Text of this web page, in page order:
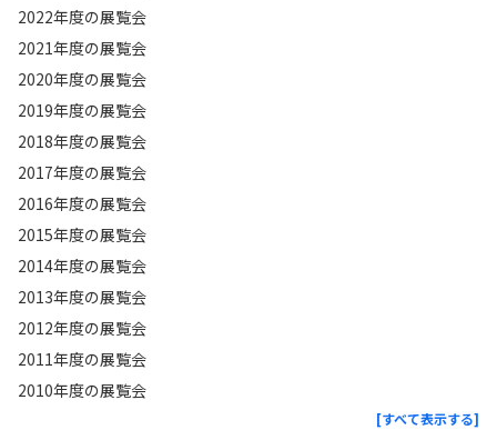
2022年度の展覧会
2021年度の展覧会
2020年度の展覧会
2019年度の展覧会
2018年度の展覧会
2017年度の展覧会
2016年度の展覧会
2015年度の展覧会
2014年度の展覧会
2013年度の展覧会
2012年度の展覧会
2011年度の展覧会
2010年度の展覧会
[すべて表示する]